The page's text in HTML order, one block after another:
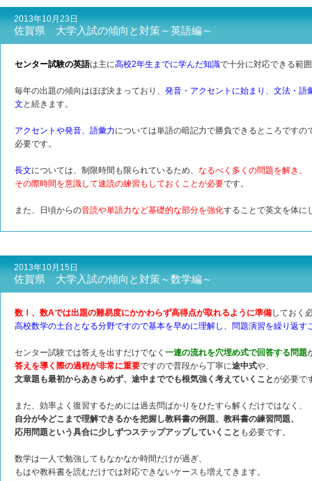
2013年10月23日
佐賀県 大学入試の傾向と対策～英語編～
センター試験の英語は主に高校2年生までに学んだ知識で十分に対応できる範
毎年の出題の傾向はほぼ決まっており、 発音・アクセントに始まり、文法・語
文 と続きます。
アクセントや発音、語彙力については単語の暗記力で勝負できるところです
必要です。
長文については、制限時間も限られているため、 なるべく多くの問題を解き、
その際時間を意識して速読の練習もしておくことが必要です。
また、日頃からの音読や単語力など基礎的な部分を強化することで英文を体に
2013年10月15日
佐賀県 大学入試の傾向と対策～数学編～
数Ⅰ、数Aでは出題の難易度にかかわらず高得点が取れるように準備しておく
高校数学の土台となる分野ですので基本を早めに理解し、問題演習を繰り返す
センター試験では答えを出すだけでなく 一連の流れを穴埋め式で回答する問題
答えを導く際の過程が非常に重要ですので普段から丁寧に途中式や、
文章題も最初からあきらめず、途中まででも根気強く考えていくことが必要で
また、効率よく復習するためには過去問ばかりをひたすら解くだけではなく、
自分が今どこまで理解できるかを把握し教科書の例題、教科書の練習問題、
応用問題という具合に少しずつステップアップしていくこと も必要です。
数学は一人で勉強してもなかなか時間だけが過ぎ、
もはや教科書を読むだけでは対応できないケースも増えてきます。